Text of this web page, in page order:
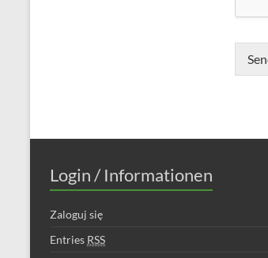
Login / Informationen
Zaloguj się
Entries RSS